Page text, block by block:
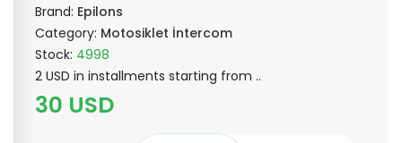
Brand: Epilons
Category: Motosiklet İntercom
Stock: 4998
2 USD in installments starting from ..
30 USD